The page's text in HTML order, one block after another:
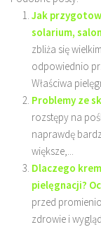
Jak
solarium,
zbliża się
odpowiednio
Właściwa
Problemy ze
rozstępy na
naprawdę
większe,...
Dlaczego
pielęgnacji?
przed
zdrowie i